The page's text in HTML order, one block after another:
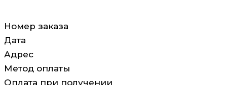
Номер заказа
Дата
Адрес
Метод оплаты
Оплата при получении